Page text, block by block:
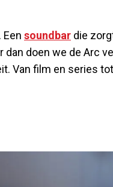
soundbar die
doen we de Arc
Van film en series